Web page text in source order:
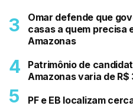
Omar defende que
casas a quem precisa
Amazonas
Patrimônio de
Amazonas varia de R$
PF e EB localizam